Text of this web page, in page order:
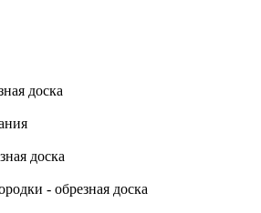
доска
доска
- обрезная доска